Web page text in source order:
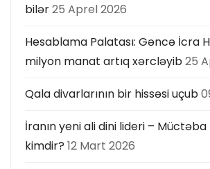
bilər25 Aprel 2026
Hesablama Palatası: Gəncə İcra
milyon manat artıq xərcləyib25
Qala divarlarının bir hissəsi uçub
İranın yeni ali dini lideri –
kimdir? 12 Mart 2026